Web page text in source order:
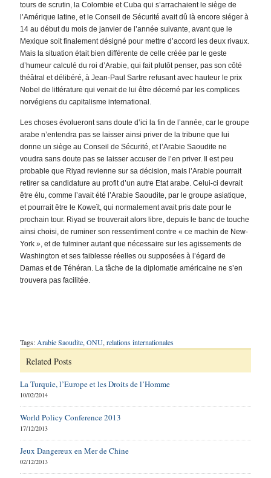
tours de scrutin, la Colombie et Cuba qui s’arrachaient le siège de
l’Amérique latine, et le Conseil de Sécurité avait dû là encore siéger à
14 au début du mois de janvier de l’année suivante, avant que le
Mexique soit finalement désigné pour mettre d’accord les deux rivaux.
Mais la situation était bien différente de celle créée par le geste
d’humeur calculé du roi d’Arabie, qui fait plutôt penser, pas son côté
théâtral et délibéré, à Jean-Paul Sartre refusant avec hauteur le prix
Nobel de littérature qui venait de lui être décerné par les complices
norvégiens du capitalisme international.
Les choses évolueront sans doute d’ici la fin de l’année, car le groupe
arabe n’entendra pas se laisser ainsi priver de la tribune que lui
donne un siège au Conseil de Sécurité, et l’Arabie Saoudite ne
voudra sans doute pas se laisser accuser de l’en priver. Il est peu
probable que Riyad revienne sur sa décision, mais l’Arabie pourrait
retirer sa candidature au profit d’un autre Etat arabe. Celui-ci devrait
être élu, comme l’avait été l’Arabie Saoudite, par le groupe asiatique,
et pourrait être le Koweït, qui normalement avait pris date pour le
prochain tour. Riyad se trouverait alors libre, depuis le banc de touche
ainsi choisi, de ruminer son ressentiment contre « ce machin de New-
York », et de fulminer autant que nécessaire sur les agissements de
Washington et ses faiblesse réelles ou supposées à l’égard de
Damas et de Téhéran. La tâche de la diplomatie américaine ne s’en
trouvera pas facilitée.
Tags:Arabie Saoudite,ONU,relations internationales
Related Posts
La Turquie, l’Europe et les Droits de l’Homme
10/02/2014
World Policy Conference 2013
17/12/2013
Jeux Dangereux en Mer de Chine
02/12/2013